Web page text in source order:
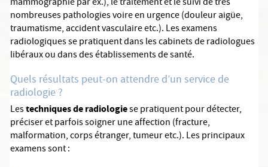
mammographie par ex.), le traitement et le suivi de très
nombreuses pathologies voire en urgence (douleur aigüe,
traumatisme, accident vasculaire etc.). Les examens
radiologiques se pratiquent dans les cabinets de radiologues
libéraux ou dans des établissements de santé.
Quels résultats peut-on attendre d’un service de
radiologie ?
Lestechniques de radiologiese pratiquent pour détecter,
préciser et parfois soigner une affection (fracture,
malformation, corps étranger, tumeur etc.). Les principaux
examens sont :